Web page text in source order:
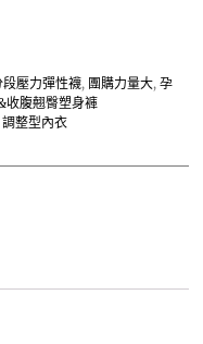
段壓力彈性襪, 團購力量大,孕
收腹翹臀塑身褲
調整型內衣